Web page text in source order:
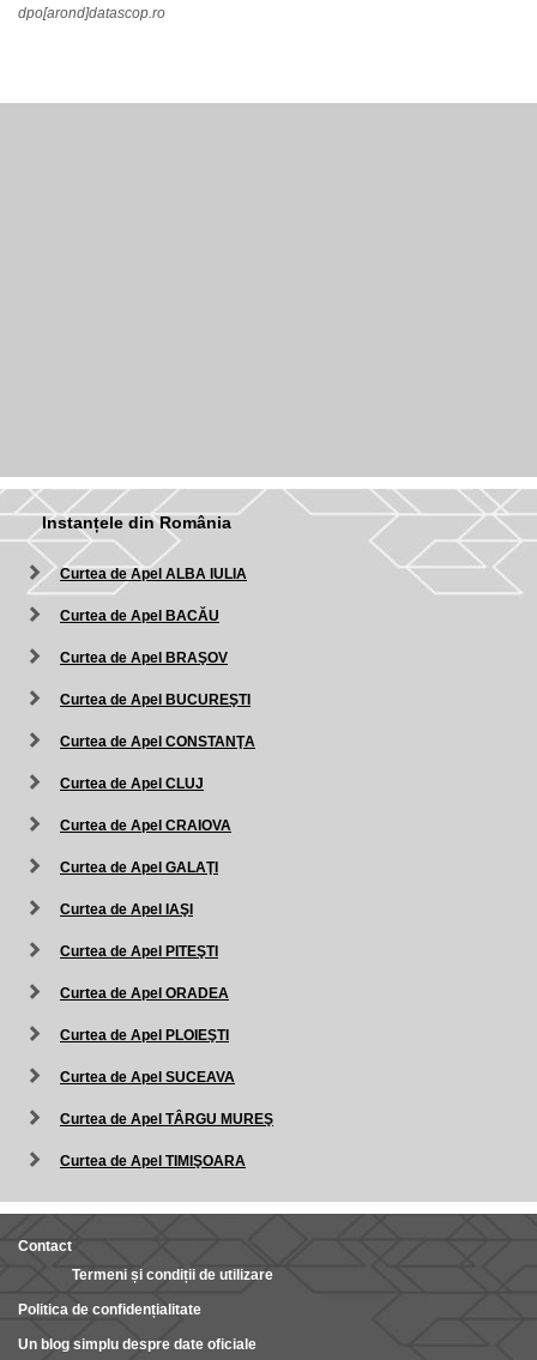
dpo[arond]datascop.ro
Instanțele din România
Curtea de Apel ALBA IULIA
Curtea de Apel BACĂU
Curtea de Apel BRAŞOV
Curtea de Apel BUCUREŞTI
Curtea de Apel CONSTANŢA
Curtea de Apel CLUJ
Curtea de Apel CRAIOVA
Curtea de Apel GALAŢI
Curtea de Apel IAŞI
Curtea de Apel PITEŞTI
Curtea de Apel ORADEA
Curtea de Apel PLOIEŞTI
Curtea de Apel SUCEAVA
Curtea de Apel TÂRGU MUREŞ
Curtea de Apel TIMIŞOARA
Contact
Termeni și condiții de utilizare
Politica de confidențialitate
Un blog simplu despre date oficiale